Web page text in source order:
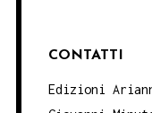
CONTATTI
Edizioni